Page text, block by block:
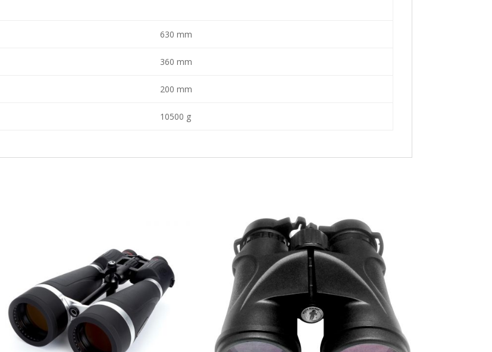
630 mm
360 mm
200 mm
10500 g